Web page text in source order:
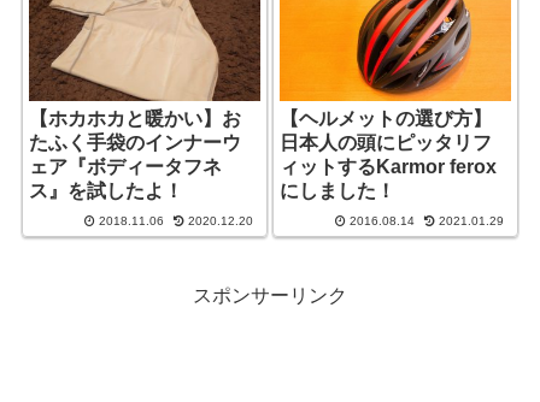
【ホカホカと暖かい】お
たふく手袋のインナーウ
ェア『ボディータフネ
ス』を試したよ！
2018.11.06 2020.12.20
【ヘルメットの選び方】
日本人の頭にピッタリフ
ィットするKarmor ferox
にしました！
2016.08.14 2021.01.29
スポンサーリンク